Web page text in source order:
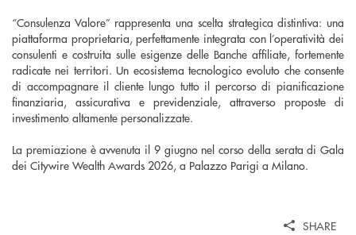
“Consulenza Valore” rappresenta una scelta strategica distintiva: una
piattaforma proprietaria, perfettamente integrata con l’operatività dei
consulenti e costruita sulle esigenze delle Banche affiliate, fortemente
radicate nei territori. Un ecosistema tecnologico evoluto che consente
di accompagnare il cliente lungo tutto il percorso di pianificazione
finanziaria, assicurativa e previdenziale, attraverso proposte di
investimento altamente personalizzate.
La premiazione è avvenuta il 9 giugno nel corso della serata di Gala
dei Citywire Wealth Awards 2026, a Palazzo Parigi a Milano.
SHARE